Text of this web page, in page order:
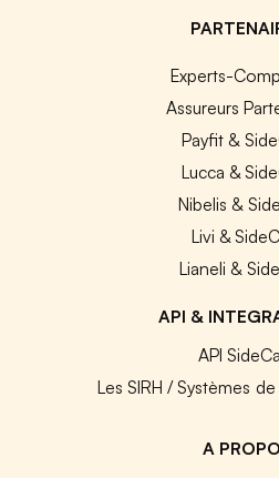
Experts-
Assureurs
Payfit &
Lucca &
Nibelis &
Livi &
Lianeli &
API &
API
Les SIRH / Systèmes
A